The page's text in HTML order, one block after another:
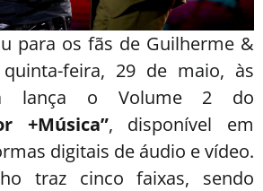
para os fãs de Guilherme &
feira, 29 de maio, às
lança o Volume 2 do
+Música”, disponível em
digitais de áudio e vídeo.
traz cinco faixas, sendo